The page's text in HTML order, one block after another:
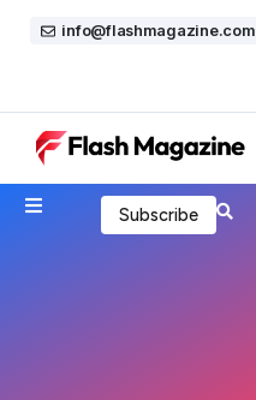
info@flashmagazine.com
Subscribe